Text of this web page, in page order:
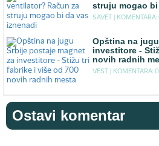
struju mogao
SAVET | KOMENTARA:
Opština na
investitore -
novih radnih
VEST | KOMENTARA: 0
Ostavi komentar